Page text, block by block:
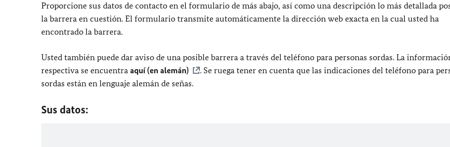
Proporcione sus datos de contacto en el formulario de más abajo, así como una descripción lo más detallada
la barrera en cuestión. El formulario transmite automáticamente la dirección web exacta en la cual usted ha
encontrado la barrera.
Usted también puede dar aviso de una posible barrera a través del teléfono para personas sordas. La
respectiva se encuentra aquí (en alemán)
. Se ruega tener en cuenta que las indicaciones del teléfono para
sordas están en lenguaje alemán de señas.
Sus datos: